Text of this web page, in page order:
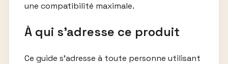
une compatibilité maximale.
À qui s’adresse ce produit
Ce guide s’adresse à toute personne utilisant